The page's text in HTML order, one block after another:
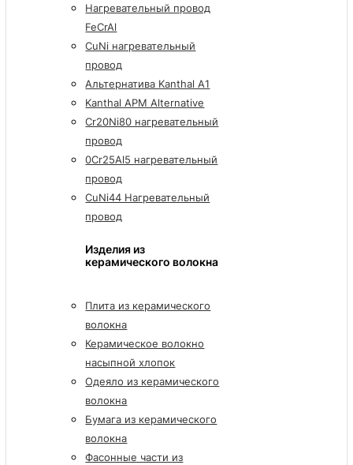
Нагревательный провод
FeCrAl
CuNi нагревательный
провод
Альтернатива Kanthal A1
Kanthal APM Alternative
Cr20Ni80 нагревательный
провод
0Cr25Al5 нагревательный
провод
CuNi44 Нагревательный
провод
Изделия из
керамического волокна
Плита из керамического
волокна
Керамическое волокно
насыпной хлопок
Одеяло из керамического
волокна
Бумага из керамического
волокна
Фасонные части из